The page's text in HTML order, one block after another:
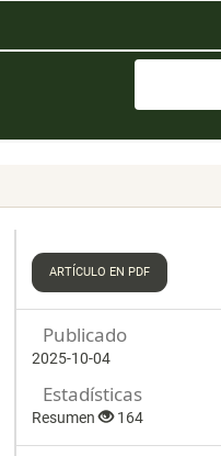
ARTÍCULO EN PDF
Publicado
2025-10-04
Estadísticas
Resumen 164